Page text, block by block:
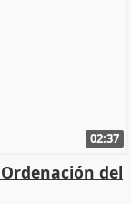
02:37
del